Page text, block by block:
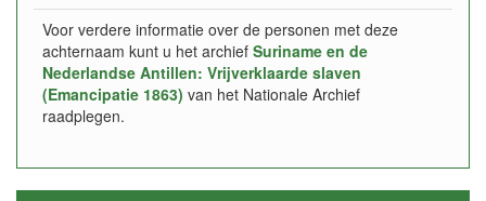
Voor verdere informatie over de personen met deze
achternaam kunt u het archief Suriname en de
Nederlandse Antillen: Vrijverklaarde slaven
(Emancipatie 1863) van het Nationale Archief
raadplegen.